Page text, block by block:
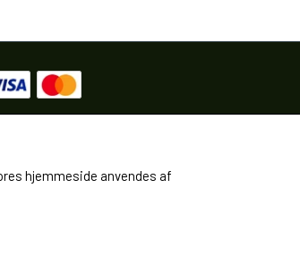
hjemmeside anvendes af